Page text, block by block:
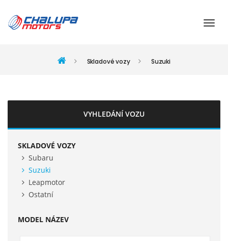
Skladové vozy Suzuki
VYHLEDÁNÍ VOZU
SKLADOVÉ VOZY
Subaru
Suzuki
Leapmotor
Ostatní
MODEL NÁZEV